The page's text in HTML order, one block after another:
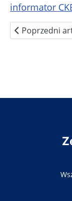
informator
Poprzedni
Poprzedni